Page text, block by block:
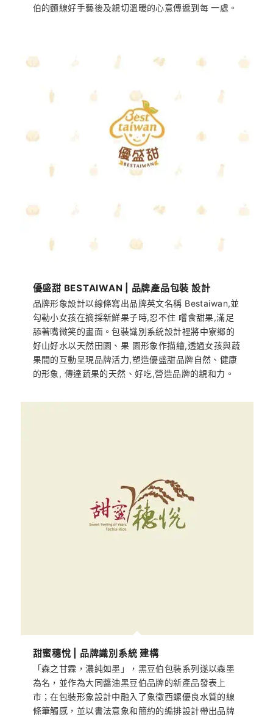
伯的麵線好手藝後及親切溫暖的心意傳遞到每 一處。
優盛甜 BESTAIWAN | 品牌產品包裝 設計
品牌形象設計以線條寫出品牌英文名稱 Bestaiwan,並
勾勒小女孩在摘採新鮮果子時,忍不住 嚐食甜果,滿足
舔著嘴微笑的畫面。包裝識別系統設計裡將中寮鄉的
好山好水以天然田園、果 園形象作描繪,透過女孩與蔬
果間的互動呈現品牌活力,塑造優盛甜品牌自然、健康
的形象, 傳達蔬果的天然、好吃,營造品牌的親和力。
甜蜜穗悅 | 品牌識別系統 建構
「森之甘霖，濃純如墨」，黑豆伯包裝系列遂以森墨
為名，並作為大同醬油黑豆伯品牌的新產品發表上
市；在包裝形象設計中融入了象徵西螺優良水質的線
條筆觸感，並以書法意象和簡約的編排設計帶出品牌